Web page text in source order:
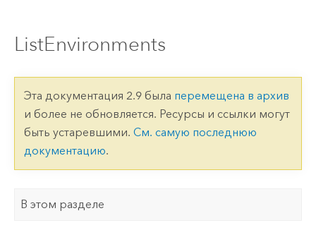
ListEnvironments
Эта документация 2.9 была перемещена в архив
и более не обновляется. Ресурсы и ссылки могут
быть устаревшими. См. самую последнюю
документацию.
В этом разделе